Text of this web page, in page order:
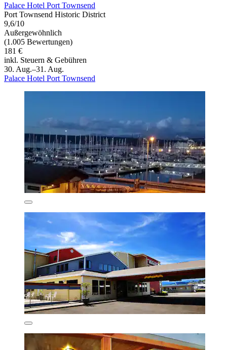
Palace Hotel Port Townsend
Port Townsend Historic District
9,6/10
Außergewöhnlich
(1.005 Bewertungen)
181 €
inkl. Steuern & Gebühren
30. Aug.–31. Aug.
Palace Hotel Port Townsend